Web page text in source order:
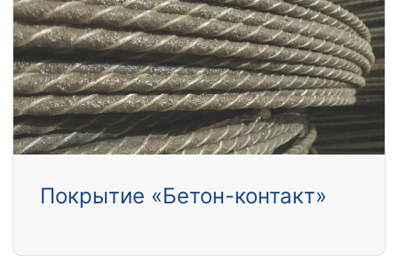
Покрытие «Бетон-контакт»